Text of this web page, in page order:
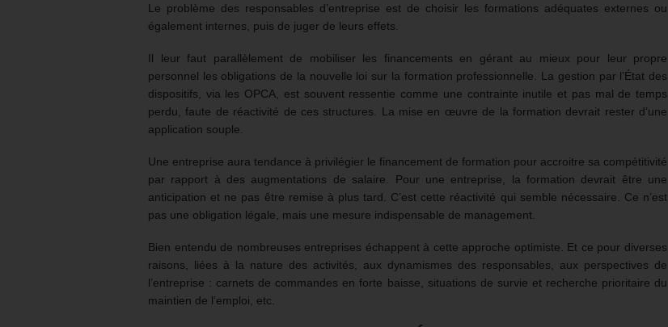
Le problème des responsables d’entreprise est de choisir les formations adéquates externes ou
également internes, puis de juger de leurs effets.
Il leur faut parallèlement de mobiliser les financements en gérant au mieux pour leur propre
personnel les obligations de la nouvelle loi sur la formation professionnelle. La gestion par l’État des
dispositifs, via les OPCA, est souvent ressentie comme une contrainte inutile et pas mal de temps
perdu, faute de réactivité de ces structures. La mise en œuvre de la formation devrait rester d’une
application souple.
Une entreprise aura tendance à privilégier le financement de formation pour accroitre sa compétitivité
par rapport à des augmentations de salaire. Pour une entreprise, la formation devrait être une
anticipation et ne pas être remise à plus tard. C’est cette réactivité qui semble nécessaire. Ce n’est
pas une obligation légale, mais une mesure indispensable de management.
Bien entendu de nombreuses entreprises échappent à cette approche optimiste. Et ce pour diverses
raisons, liées à la nature des activités, aux dynamismes des responsables, aux perspectives de
l’entreprise : carnets de commandes en forte baisse, situations de survie et recherche prioritaire du
maintien de l’emploi, etc.